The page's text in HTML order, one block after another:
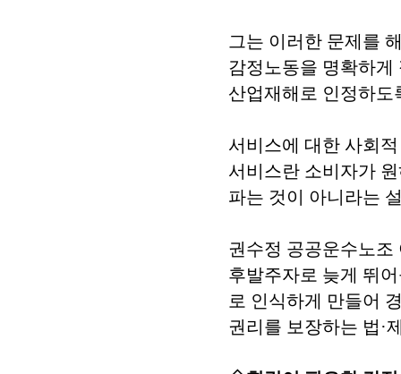
그는 이러한 문제를
감정노동을 명확하게
산업재해로 인정하
서비스에 대한 사회
서비스란 소비자가
파는 것이 아니라는
권수정 공공운수노
후발주자로 늦게 뛰
로 인식하게 만들어
권리를 보장하는 법·